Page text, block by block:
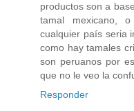
productos son a
tamal mexicano,
cualquier país seria
como hay tamales
son peruanos por
que no le veo la
Responder